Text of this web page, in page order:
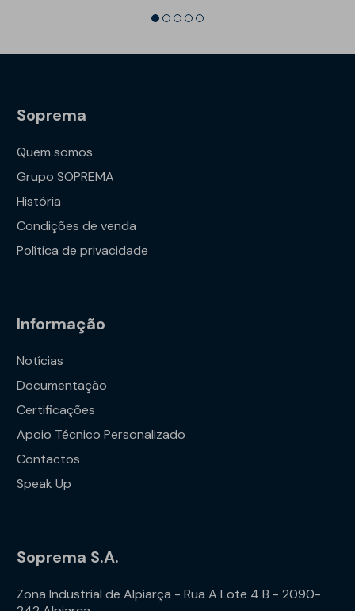
Soprema
Quem somos
Grupo SOPREMA
História
Condições de venda
Política de privacidade
Informação
Notícias
Documentação
Certificações
Apoio Técnico Personalizado
Contactos
Speak Up
Soprema S.A.
Zona Industrial de Alpiarça - Rua A Lote 4 B - 2090-